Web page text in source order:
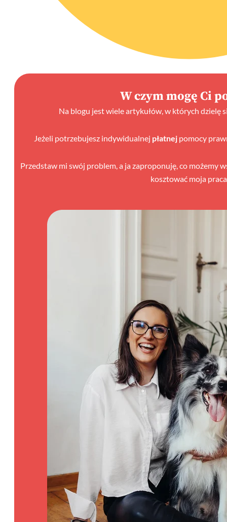
W czym mogę Ci
Na blogu jest wiele artykułów, w których dzielę
Jeżeli potrzebujesz indywidualnej płatnej pomocy
Przedstaw mi swój problem, a ja zaproponuję, co możemy
kosztować moja